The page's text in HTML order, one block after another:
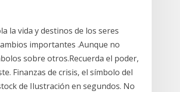
la vida y destinos de los seres
importantes .Aunque no
sobre otros.Recuerda el poder,
Finanzas de crisis, el símbolo del
de Ilustración en segundos. No